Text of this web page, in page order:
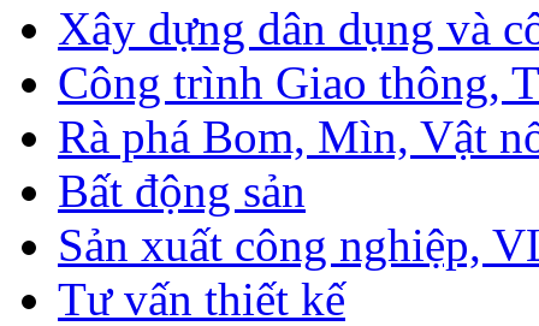
Xây dựng dân dụng và
Công trình Giao thông,
Rà phá Bom, Mìn, Vật
Bất động sản
Sản xuất công nghiệp,
Tư vấn thiết kế